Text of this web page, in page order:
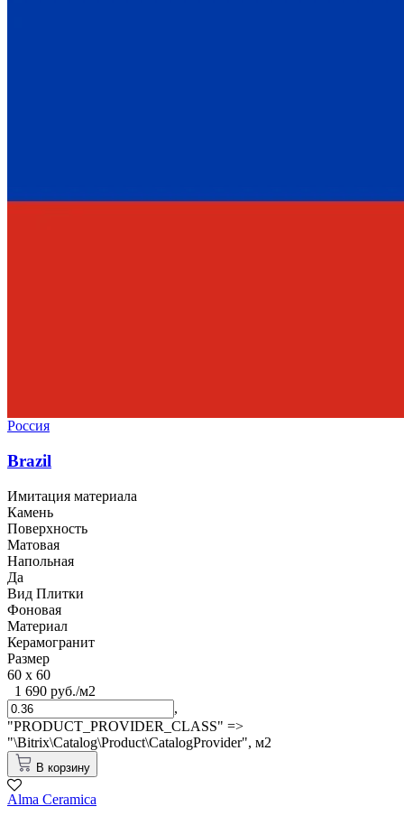
Россия
Brazil
Имитация материала
Камень
Поверхность
Матовая
Напольная
Да
Вид Плитки
Фоновая
Материал
Керамогранит
Размер
60 x 60
1 690 руб./м2
,
"PRODUCT_PROVIDER_CLASS" =>
"\Bitrix\Catalog\Product\CatalogProvider", м2
В корзину
Alma Ceramica